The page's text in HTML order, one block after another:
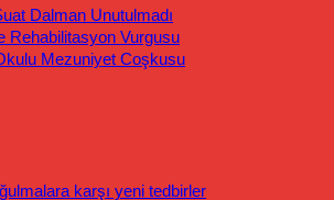
Dalman Unutulmadı
Rehabilitasyon Vurgusu
Mezuniyet Coşkusu
karşı yeni tedbirler